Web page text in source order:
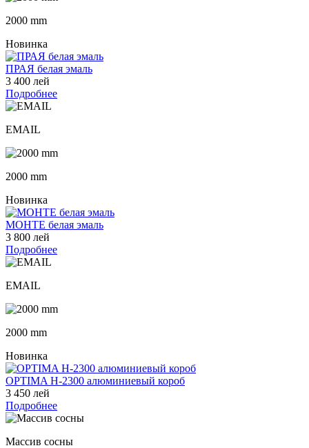
2000 mm
Новинка
ПРАЯ белая эмаль
3 400 лей
Подробнее
EMAIL
2000 mm
Новинка
МОНТЕ белая эмаль
3 800 лей
Подробнее
EMAIL
2000 mm
Новинка
OPTIMA H-2300 алюминиевый короб
3 450 лей
Подробнее
Массив сосны